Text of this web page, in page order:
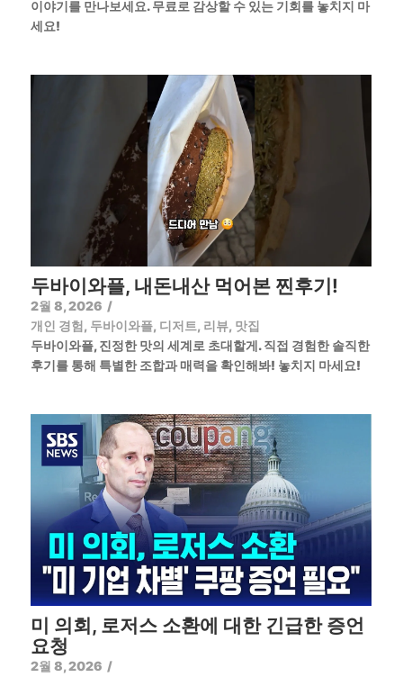
이야기를 만나보세요. 무료로 감상할 수 있는 기회를 놓치지 마
세요!
두바이와플, 내돈내산 먹어본 찐후기!
2월 8, 2026 /
개인 경험, 두바이와플, 디저트, 리뷰, 맛집
두바이와플, 진정한 맛의 세계로 초대할게. 직접 경험한 솔직한
후기를 통해 특별한 조합과 매력을 확인해봐! 놓치지 마세요!
미 의회, 로저스 소환에 대한 긴급한 증언
요청
2월 8, 2026 /